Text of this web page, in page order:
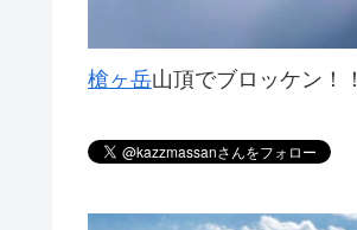
槍ヶ岳山頂でブロッケン！！